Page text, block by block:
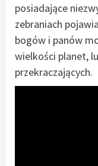
posiadające
zebraniach
bogów i panów
wielkości planet,
przekraczających.